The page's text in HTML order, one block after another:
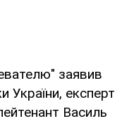
заявив
України, експерт
Василь